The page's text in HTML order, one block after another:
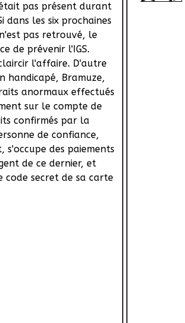
pas présent durant
dans les six prochaines
pas retrouvé, le
de prévenir l'IGS.
l'affaire. D'autre
handicapé, Bramuze,
anormaux effectués
sur le compte de
confirmés par la
de confiance,
s'occupe des paiements
de ce dernier, et
code secret de sa carte